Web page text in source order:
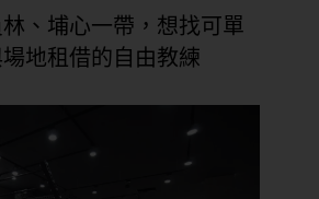
、埔心一帶，想找可單
地租借的自由教練